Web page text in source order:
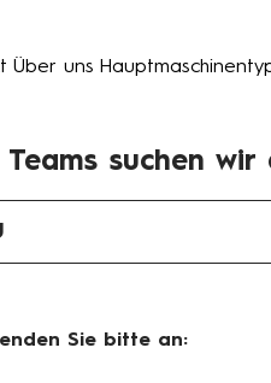
Über uns
suchen
Sie bitte an: